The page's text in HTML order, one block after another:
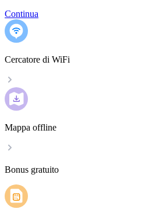
Continua
Cercatore di WiFi
Mappa offline
Bonus gratuito